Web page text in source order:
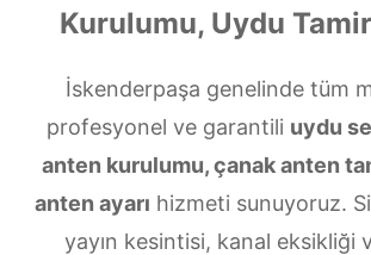
Kurulumu, Uydu
İskenderpaşa genelinde tüm
profesyonel ve garantili uydu
anten kurulumu, çanak anten
anten ayarı hizmeti sunuyoruz.
yayın kesintisi, kanal eksikliği